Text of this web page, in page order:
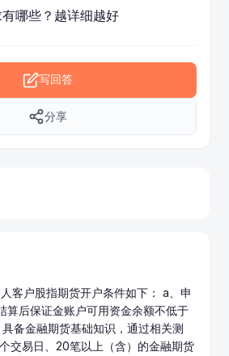
哪些？越详细越好
写回答
分享
客户股指期货开户条件如下： a、申
算后保证金账户可用资金余额不低于
备金融期货基础知识，通过相关测
交易日、20笔以上（含）的金融期货